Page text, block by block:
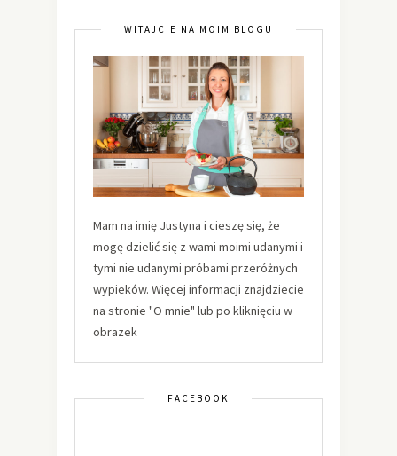
WITAJCIE NA MOIM BLOGU
Mam na imię Justyna i cieszę się, że
mogę dzielić się z wami moimi udanymi i
tymi nie udanymi próbami przeróżnych
wypieków. Więcej informacji znajdziecie
na stronie "O mnie" lub po kliknięciu w
obrazek
FACEBOOK